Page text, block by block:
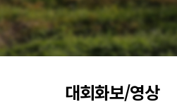
대회화보/영상